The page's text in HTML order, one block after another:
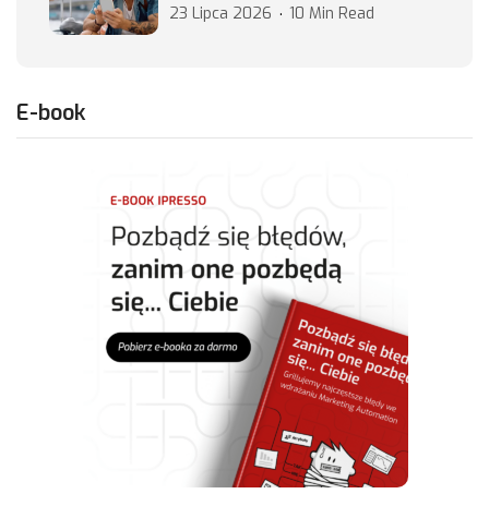
23 Lipca 2026 10 Min Read
E-book